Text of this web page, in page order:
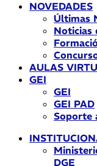
NOVEDADES
Últimas
Noticias
AULAS
GEI
GEI
GEI PAD
Soporte
DGE